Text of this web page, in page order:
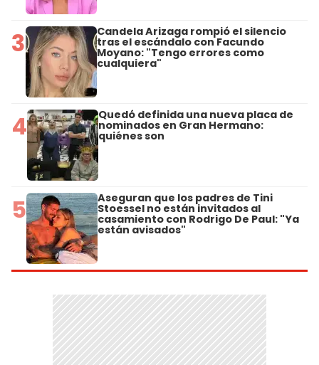
3 Candela Arizaga rompió el silencio
tras el escándalo con Facundo
Moyano: "Tengo errores como
cualquiera"
4 Quedó definida una nueva placa de
nominados en Gran Hermano:
quiénes son
5 Aseguran que los padres de Tini
Stoessel no están invitados al
casamiento con Rodrigo De Paul: "Ya
están avisados"